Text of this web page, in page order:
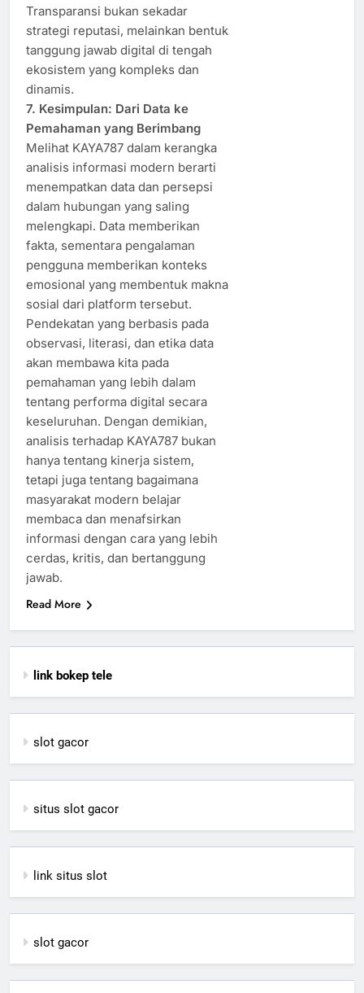
Transparansi bukan sekadar
strategi reputasi, melainkan bentuk
tanggung jawab digital di tengah
ekosistem yang kompleks dan
dinamis.
7. Kesimpulan: Dari Data ke
Pemahaman yang Berimbang
Melihat KAYA787 dalam kerangka
analisis informasi modern berarti
menempatkan data dan persepsi
dalam hubungan yang saling
melengkapi. Data memberikan
fakta, sementara pengalaman
pengguna memberikan konteks
emosional yang membentuk makna
sosial dari platform tersebut.
Pendekatan yang berbasis pada
observasi, literasi, dan etika data
akan membawa kita pada
pemahaman yang lebih dalam
tentang performa digital secara
keseluruhan. Dengan demikian,
analisis terhadap KAYA787 bukan
hanya tentang kinerja sistem,
tetapi juga tentang bagaimana
masyarakat modern belajar
membaca dan menafsirkan
informasi dengan cara yang lebih
cerdas, kritis, dan bertanggung
jawab.
Read More
link bokep tele
slot gacor
situs slot gacor
link situs slot
slot gacor